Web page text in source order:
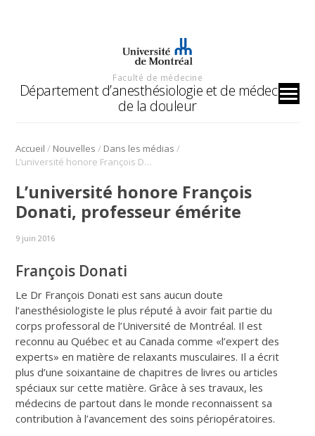
Faculté de médecine
Département d’anesthésiologie et de médecine
de la douleur
Accueil / Nouvelles / Dans les médias /
L’université honore François Donati, professeur émérite
L’université honore François
Donati, professeur émérite
9 juin 2016
François Donati
Le Dr François Donati est sans aucun doute
l’anesthésiologiste le plus réputé à avoir fait partie du
corps professoral de l’Université de Montréal. Il est
reconnu au Québec et au Canada comme «l’expert des
experts» en matière de relaxants musculaires. Il a écrit
plus d’une soixantaine de chapitres de livres ou articles
spéciaux sur cette matière. Grâce à ses travaux, les
médecins de partout dans le monde reconnaissent sa
contribution à l’avancement des soins périopératoires.